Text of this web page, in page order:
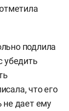
подлила
убедить
что его
не дает ему